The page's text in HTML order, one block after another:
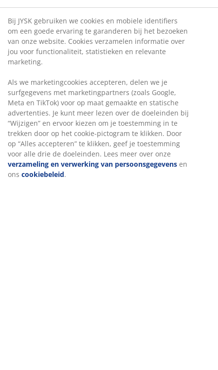
open
Bij JYSK gebruiken we cookies en mobiele identifiers
om een goede ervaring te garanderen bij het bezoeken
van onze website. Cookies verzamelen informatie over
jou voor functionaliteit, statistieken en relevante
marketing.
Als we marketingcookies accepteren, delen we je
surfgegevens met marketingpartners (zoals Google,
Meta en TikTok) voor op maat gemaakte en statische
advertenties. Je kunt meer lezen over de doeleinden bij
“Wijzigen” en ervoor kiezen om je toestemming in te
trekken door op het cookie-pictogram te klikken. Door
op “Alles accepteren” te klikken, geef je toestemming
voor alle drie de doeleinden. Lees meer over onze
verzameling en verwerking van persoonsgegevens en
ons cookiebeleid.